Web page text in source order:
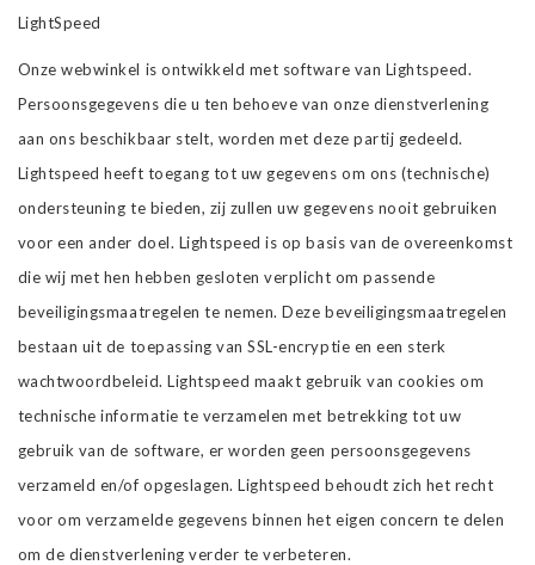
LightSpeed
Onze webwinkel is ontwikkeld met software van Lightspeed.
Persoonsgegevens die u ten behoeve van onze dienstverlening
aan ons beschikbaar stelt, worden met deze partij gedeeld.
Lightspeed heeft toegang tot uw gegevens om ons (technische)
ondersteuning te bieden, zij zullen uw gegevens nooit gebruiken
voor een ander doel. Lightspeed is op basis van de overeenkomst
die wij met hen hebben gesloten verplicht om passende
beveiligingsmaatregelen te nemen. Deze beveiligingsmaatregelen
bestaan uit de toepassing van SSL-encryptie en een sterk
wachtwoordbeleid. Lightspeed maakt gebruik van cookies om
technische informatie te verzamelen met betrekking tot uw
gebruik van de software, er worden geen persoonsgegevens
verzameld en/of opgeslagen. Lightspeed behoudt zich het recht
voor om verzamelde gegevens binnen het eigen concern te delen
om de dienstverlening verder te verbeteren.